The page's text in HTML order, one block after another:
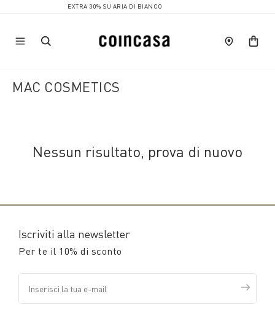
EXTRA 30% SU ARIA DI BIANCO
MAC COSMETICS
Nessun risultato, prova di nuovo
Iscriviti alla newsletter
Per te il 10% di sconto